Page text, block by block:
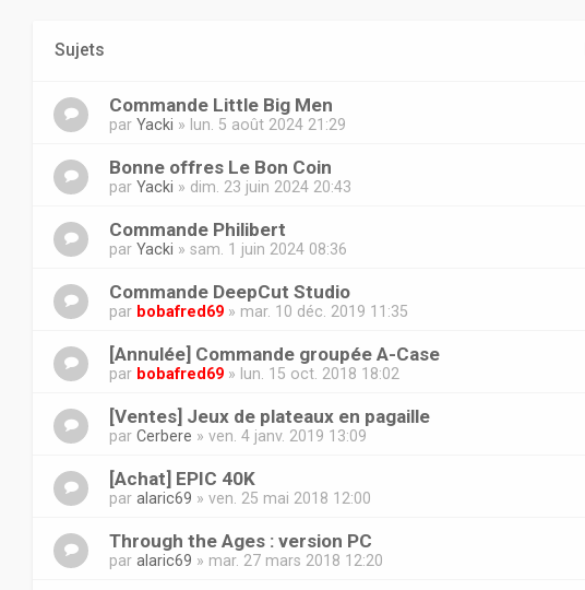
Sujets
Commande Little Big Men
par Yacki » lun. 5 août 2024 21:29
Bonne offres Le Bon Coin
par Yacki » dim. 23 juin 2024 20:43
Commande Philibert
par Yacki » sam. 1 juin 2024 08:36
Commande DeepCut Studio
par bobafred69 » mar. 10 déc. 2019 11:35
[Annulée] Commande groupée A-Case
par bobafred69 » lun. 15 oct. 2018 18:02
[Ventes] Jeux de plateaux en pagaille
par Cerbere » ven. 4 janv. 2019 13:09
[Achat] EPIC 40K
par alaric69 » ven. 25 mai 2018 12:00
Through the Ages : version PC
par alaric69 » mar. 27 mars 2018 12:20